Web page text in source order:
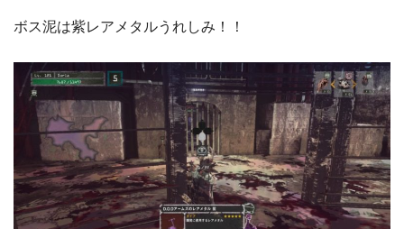
ボス泥は紫レアメタルうれしみ！！